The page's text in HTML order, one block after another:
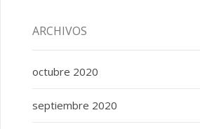
ARCHIVOS
octubre 2020
septiembre 2020